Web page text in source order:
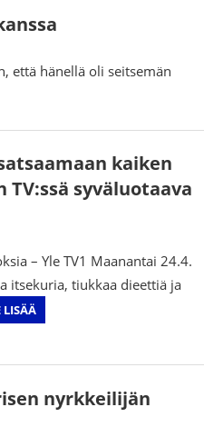
että hänellä oli seitsemän
kaiken
syväluotaava
– Yle TV1 Maanantai 24.4.
itsekuria, tiukkaa dieettiä ja
LISÄÄ
nyrkkeilijän